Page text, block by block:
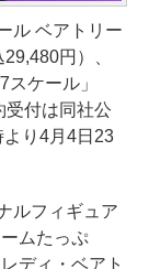
ル ベアトリー
円）、
ケール」
受付は同社公
り4月4日23
ルフィギュア
ムたっぷ
ディ・ベアト